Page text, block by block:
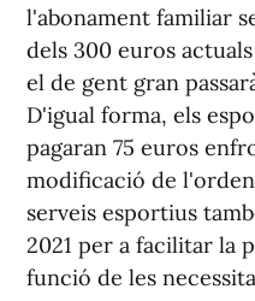
l'abonament familiar
dels 300 euros
el de gent gran
D'igual forma, els
pagaran 75 euros
modificació de
serveis esportius
2021 per a facilitar la
funció de les